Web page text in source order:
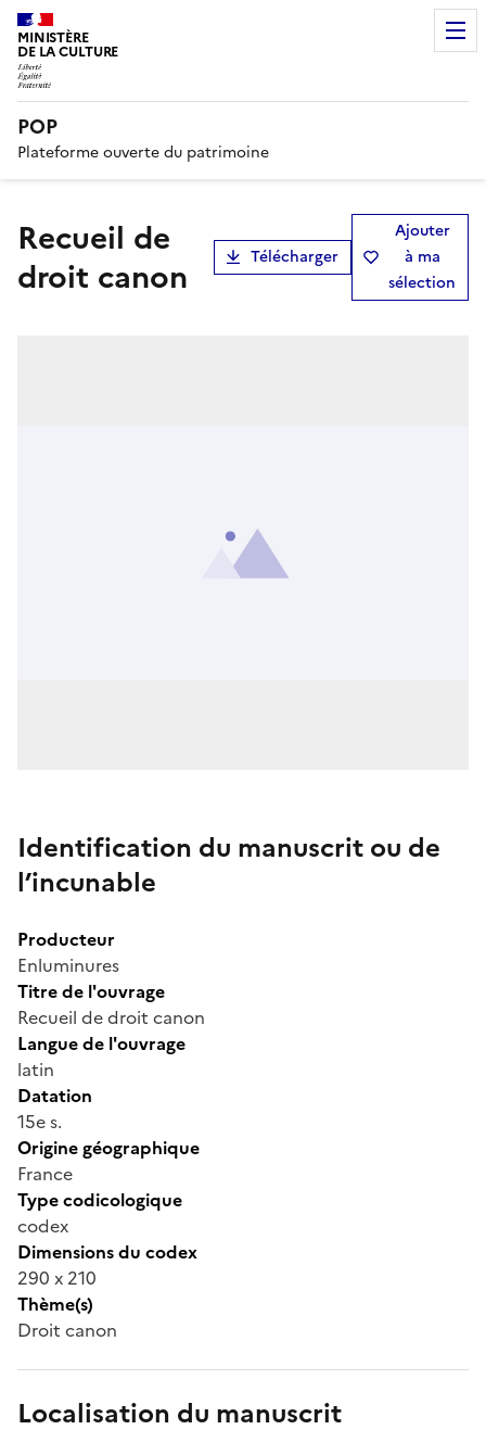
MINISTÈRE
DE LA CULTURE
POP
Plateforme ouverte du patrimoine
Recueil de
droit canon
Télécharger
Ajouter
à ma
sélection
Identification du manuscrit ou de
l’incunable
Producteur
Enluminures
Titre de l'ouvrage
Recueil de droit canon
Langue de l'ouvrage
latin
Datation
15e s.
Origine géographique
France
Type codicologique
codex
Dimensions du codex
290 x 210
Thème(s)
Droit canon
Localisation du manuscrit